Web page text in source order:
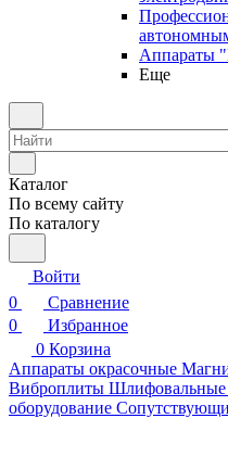
Аппараты
Еще
Каталог
По всему сайту
По каталогу
Войти
0
Сравнение
0
Избранное
0 Корзина
Аппараты окрасочные
Виброплиты
оборудование